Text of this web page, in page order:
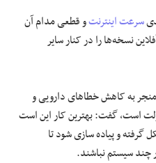
سرعت اینترنتو قطعی مدام آن
نسخه‌ها را در کنار سایر
منجر به کاهش خطاهای دارویی و
است، گفت: بهترین کار این است
گرفته و پیاده سازی شود تا
چند سیستم نباشند.